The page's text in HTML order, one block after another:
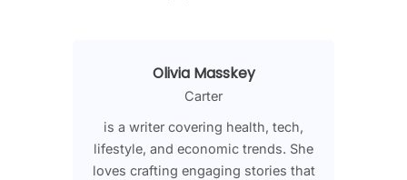
Olivia Masskey
Carter
is a writer covering health, tech,
lifestyle, and economic trends. She
loves crafting engaging stories that